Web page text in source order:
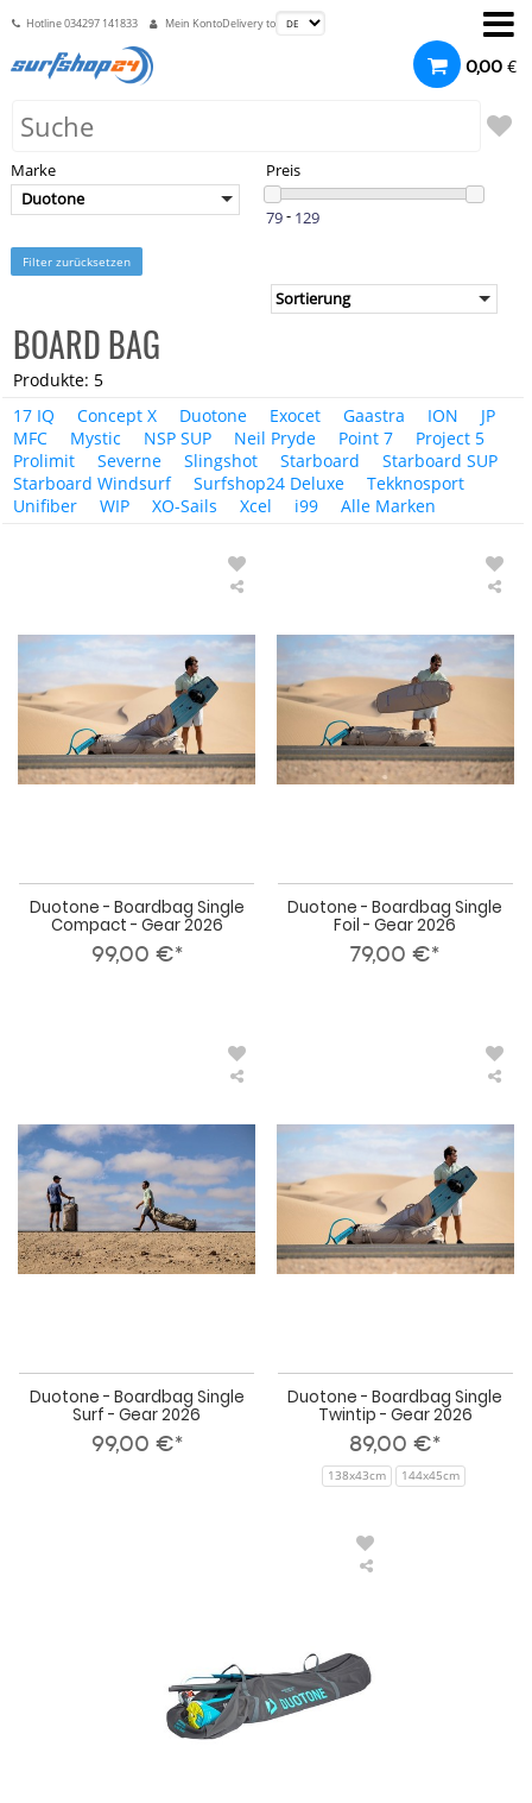
Hotline034297 141833 Mein KontoDelivery to
0,00 €
Marke
Duotone
Preis
-
Filter zurücksetzen
BOARD BAG
Produkte: 5
17 IQ
Concept X Duotone Exocet Gaastra ION
JP
MFC
Mystic NSP SUP Neil Pryde Point 7
Project 5
Prolimit
Severne Slingshot Starboard
Starboard SUP
Starboard Windsurf
Surfshop24 Deluxe
Tekknosport
Unifiber
WIP XO-Sails Xcel i99 Alle Marken
Duotone - Boardbag Single
Compact - Gear 2026
99,00 €*
Boardbag
Compact
2026
Duotone - Boardbag Single
Foil - Gear 2026
79,00 €*
Foil
Duotone - Boardbag Single
Surf - Gear 2026
99,00 €*
Boardbag
Surf
-
Gear
2026
Duotone - Boardbag Single
Twintip - Gear 2026
89,00 €*
138x43cm 144x45cm